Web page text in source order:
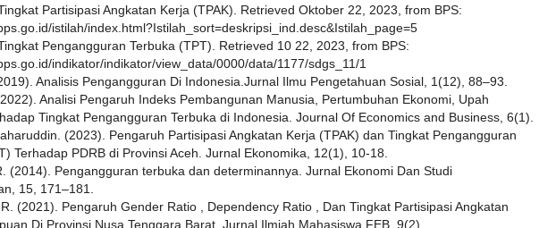
Partisipasi Angkatan Kerja (TPAK). Retrieved Oktober 22, 2023, from BPS:
istilah/index.html?Istilah_sort=deskripsi_ind.desc&Istilah_page=5
Pengangguran Terbuka (TPT). Retrieved 10 22, 2023, from BPS:
indikator/indikator/view_data/0000/data/1177/sdgs_11/1
Analisis Pengangguran Di Indonesia.Jurnal Ilmu Pengetahuan Sosial, 1(12), 88–93.
Analisi Pengaruh Indeks Pembangunan Manusia, Pertumbuhan Ekonomi, Upah
Tingkat Pengangguran Terbuka di Indonesia. Journal Of Economics and Business, 6(1).
(2023). Pengaruh Partisipasi Angkatan Kerja (TPAK) dan Tingkat Pengangguran
Terhadap PDRB di Provinsi Aceh. Jurnal Ekonomika, 12(1), 10-18.
(2014). Pengangguran terbuka dan determinannya. Jurnal Ekonomi Dan Studi
15, 171–181.
(2021). Pengaruh Gender Ratio , Dependency Ratio , Dan Tingkat Partisipasi Angkatan
Di Provinsi Nusa Tenggara Barat, Jurnal Ilmiah Mahasiswa FEB, 9(2).